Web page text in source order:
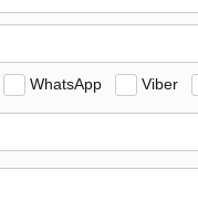
WhatsApp Viber